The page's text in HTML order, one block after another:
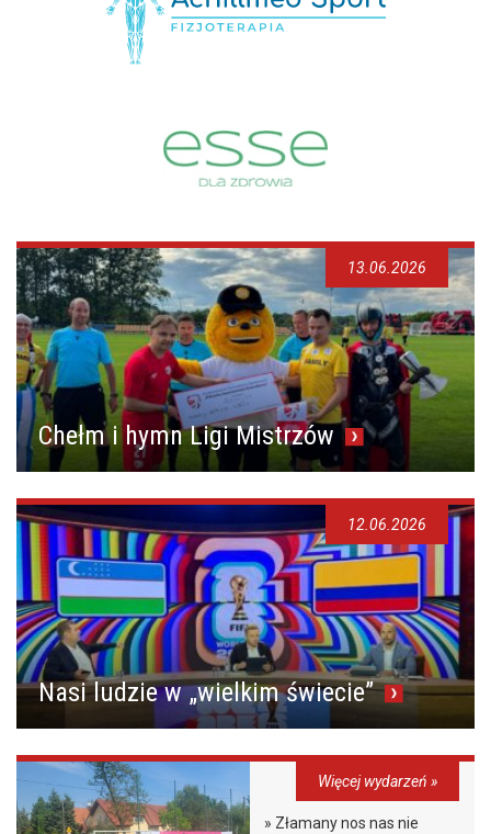
Chełm i hymn Ligi Mistrzów
13.06.2026
Nasi ludzie w „wielkim świecie”
12.06.2026
Więcej wydarzeń »
» Złamany nos nas nie